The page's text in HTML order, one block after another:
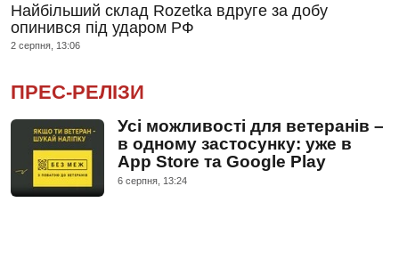
Найбільший склад Rozetka вдруге за добу
опинився під ударом РФ
2 серпня, 13:06
ПРЕС-РЕЛІЗИ
Усі можливості для ветеранів –
в одному застосунку: уже в
App Store та Google Play
6 серпня, 13:24